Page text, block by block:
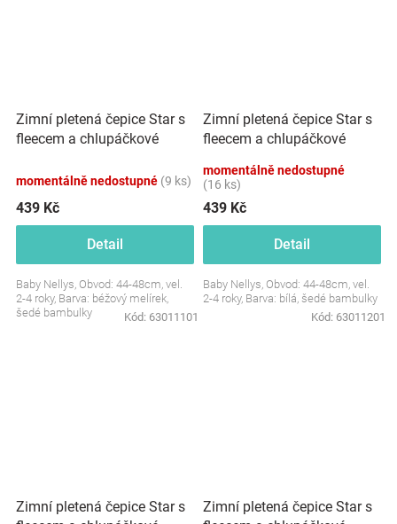
Zimní pletená čepice Star s
fleecem a chlupáčkové
sada, béžový melírek
momentálně nedostupné (9 ks)
439 Kč
Detail
Baby Nellys, Obvod: 44-48cm, vel.
2-4 roky, Barva: béžový melírek,
šedé bambulky
Kód: 63011101
Zimní pletená čepice Star s
fleecem a chlupáčkové
sada, bílá
momentálně nedostupné
(16 ks)
439 Kč
Detail
Baby Nellys, Obvod: 44-48cm, vel.
2-4 roky, Barva: bílá, šedé bambulky
Kód: 63011201
Zimní pletená čepice Star s
Zimní pletená čepice Star s